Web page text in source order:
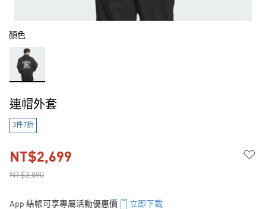
顏色
連帽外套
3件7折
NT$3,890
NT$2,699
App 結帳可享專屬活動優惠價 立即下載